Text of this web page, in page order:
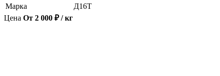
Марка
Д16Т
Цена От 2 000 ₽ / кг